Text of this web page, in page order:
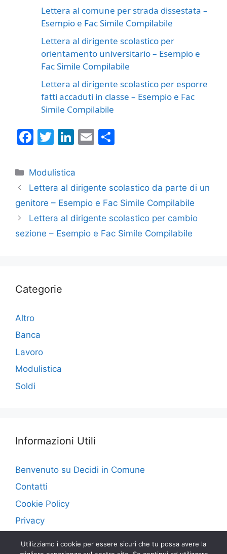
Lettera al comune per strada dissestata –
Esempio e Fac Simile Compilabile
Lettera al dirigente scolastico per
orientamento universitario – Esempio e
Fac Simile Compilabile
Lettera al dirigente scolastico per esporre
fatti accaduti in classe – Esempio e Fac
Simile Compilabile
F
c
e
b
o
o
T
itt
er
Li
k
e
dI
n
E
l
di
vi
di
Categorie
Modulistica
Lettera al dirigente scolastico da parte di un
genitore – Esempio e Fac Simile Compilabile
Lettera al dirigente scolastico per cambio
sezione – Esempio e Fac Simile Compilabile
Categorie
Altro
Banca
Lavoro
Modulistica
Soldi
Informazioni Utili
Benvenuto su Decidi in Comune
Contatti
Cookie Policy
Privacy
Utilizziamo i cookie per essere sicuri che tu possa avere la